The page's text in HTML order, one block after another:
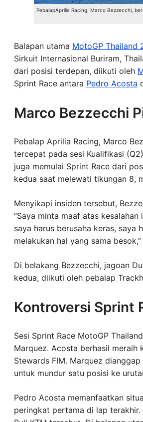
PebalapAprilia Racing, Marco Bezzecchi,
Balapan utama MotoGP Thailand
Sirkuit Internasional Buriram,
dari posisi terdepan, diikuti oleh
Sprint Race antara Pedro Acosta
Marco Bezzecchi
Pebalap Aprilia Racing, Marco
tercepat pada sesi Kualifikasi
juga memulai Sprint Race dari
kedua saat melewati tikungan 8,
Menyikapi insiden tersebut,
“Saya minta maaf atas
saya harus berusaha keras, saya
melakukan hal yang sama
Di belakang Bezzecchi, jagoan
kedua, diikuti oleh pebalap
Kontroversi Sprint
Sesi Sprint Race MotoGP
Marquez. Acosta berhasil meraih
Stewards FIM. Marquez
untuk mundur satu posisi ke
Pedro Acosta memanfaatkan
peringkat pertama di lap